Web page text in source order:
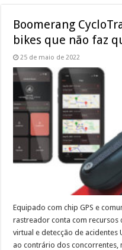
Boomerang
bikes que não faz
25 de maio de 2022
Equipado com chip GPS e
rastreador conta com recursos
virtual e detecção de acidentes
ao contrário dos concorrentes,